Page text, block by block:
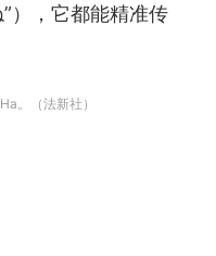
），它都能精准传
。（法新社）